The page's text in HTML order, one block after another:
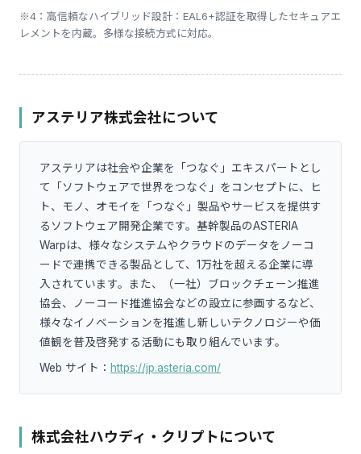
※4：高信頼なハイブリッド設計：EAL6+認証を取得したセキュアエ
レメントを内蔵。多様な接続方式に対応。
アステリア株式会社について
アステリアは社会や企業を「つなぐ」エキスパートとし
て「ソフトウェアで世界をつなぐ」をコンセプトに、ヒ
ト、モノ、オモイを「つなぐ」製品やサービスを提供す
るソフトウェア開発企業です。基幹製品のASTERIA
Warpは、様々なシステムやクラウドのデータをノーコ
ードで連携できる製品として、1万社を超える企業に導
入されています。また、（一社）ブロックチェーン推進
協会、ノーコード推進協会などの設立に参画するなど、
様々なイノベーションを推進し新しいテクノロジーや価
値観を普及啓発する活動にも取り組んでいます。
Web サイト： https://jp.asteria.com/
株式会社ハウディ・クリプトについて